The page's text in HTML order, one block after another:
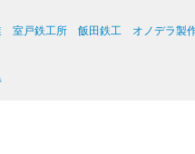
室戸鉄工所 飯田鉄工 オノデラ製